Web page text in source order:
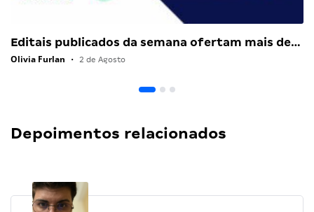
Editais publicados da semana ofertam mais de…
Olivia Furlan • 2 de Agosto
Depoimentos relacionados